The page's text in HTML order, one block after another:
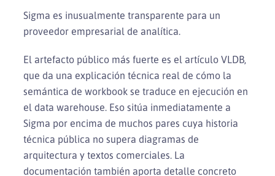
Sigma es inusualmente transparente para un
proveedor empresarial de analítica.
El artefacto público más fuerte es el artículo VLDB,
que da una explicación técnica real de cómo la
semántica de workbook se traduce en ejecución en
el data warehouse. Eso sitúa inmediatamente a
Sigma por encima de muchos pares cuya historia
técnica pública no supera diagramas de
arquitectura y textos comerciales. La
documentación también aporta detalle concreto